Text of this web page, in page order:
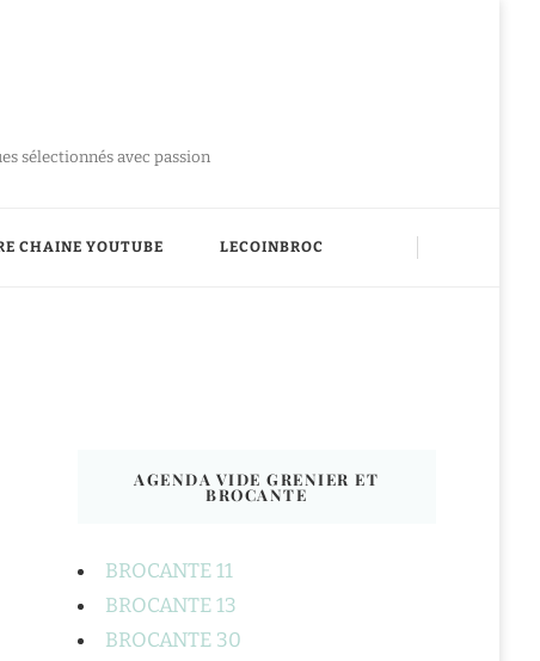
sélectionnés avec passion
CHAINE YOUTUBE LECOINBROC
AGENDA VIDE GRENIER ET
BROCANTE
BROCANTE 11
BROCANTE 13
BROCANTE 30